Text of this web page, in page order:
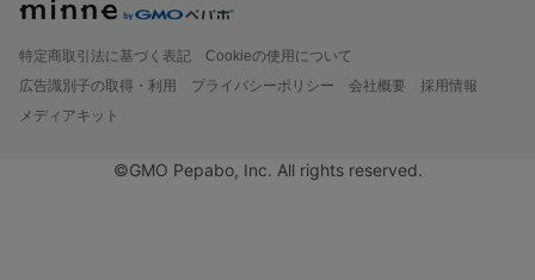
特定商取引法に基づく表記
Cookieの使用について
広告識別子の取得・利用
プライバシーポリシー 会社概要
採用情報
メディアキット
©GMO Pepabo, Inc. All rights reserved.